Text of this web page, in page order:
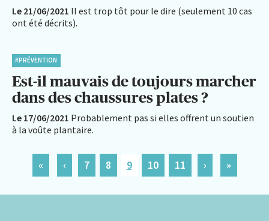
Le 21/06/2021 Il est trop tôt pour le dire (seulement 10 cas
ont été décrits).
#PRÉVENTION
Est-il mauvais de toujours marcher
dans des chaussures plates ?
Le 17/06/2021 Probablement pas si elles offrent un soutien
à la voûte plantaire.
« ‹ 7 8 9 10 11 › »